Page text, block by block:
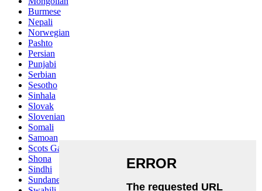
Burmese
Nepali
Norwegian
Pashto
Persian
Punjabi
Serbian
Sesotho
Sinhala
Slovak
Slovenian
Somali
Samoan
Scots Gaelic
Shona
Sindhi
Sundanese